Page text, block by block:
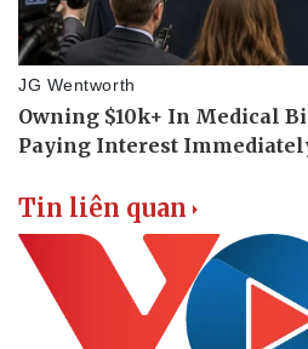
Tin liên quan